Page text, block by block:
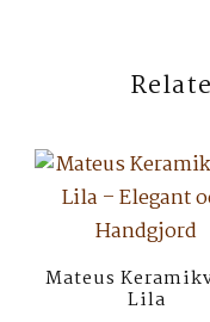
Mateus
Lila